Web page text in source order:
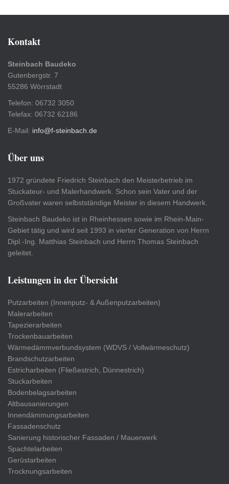
Kontakt
Steinbach Baudeko
Gutenbergstr. 7
55286 Wörrstadt
Telefon: 06732 3050
Telefax: 06732 62186
E-Mail: info@f-steinbach.de
Über uns
1972 gründete Friedrich Steinbach den Meisterbetrieb im
Stuckateur- und Malerhandwerk. Schon sein Vater und der
Großvater waren selbstständige Meister in diesem Handwerk.
Steinbach Baudeko ist in Rheinhessen sowie im Rhein-Main-
Gebiet tätig und wird seit 1993 in vierter Generation von Herrn
Dipl.-Ing. Matthias Steinbach und Herrn Thomas Steinbach
geleitet.
Leistungen in der Übersicht
Putzarbeiten (Innenputz- & Außenputzarbeiten)
Malerarbeiten
Tapezierarbeiten
Trockenbauarbeiten
Wärmedämmverbundsystem (WDVS / Vollwärmeschutz)
Brandschutzarbeiten
Estricharbeiten (Fließestrich, Dünnestrich)
Stuckarbeiten
Bodenbelagsarbeiten
Altbausanierungen
Innendämmungsarbeiten
Fassadenschutz
Sanierung historischer Fassaden / Mauerwerk
Spachtelarbeiten
Gerüstarbeiten
Trocknungsarbeiten